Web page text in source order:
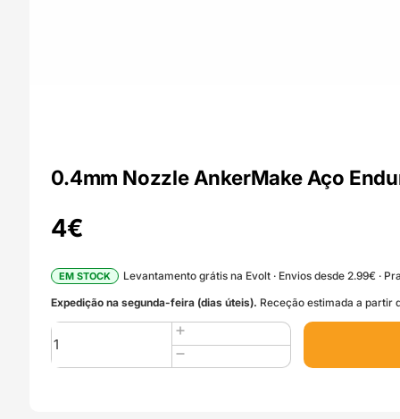
0.4mm Nozzle AnkerMake Aço
4€
EM STOCK
Levantamento grátis na Evolt · Envios desde 2.99€ ·
Expedição na segunda-feira (dias úteis). Receção estimada a partir
Quantidade
de
0.4mm